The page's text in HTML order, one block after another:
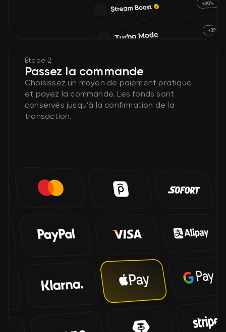
Étape 2
Passez la commande
Choisissez un moyen de paiement pratique
et payez la commande. Les fonds sont
conservés jusqu’à la confirmation de la
transaction.